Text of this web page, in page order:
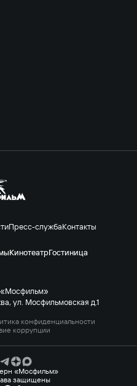
Пресс-службаКонтакты
КинотеатрГостиница
«Мосфильм»
ул. Мосфильмовская д.1
конфиденциальности
коррупции
«Мосфильм»
защищены